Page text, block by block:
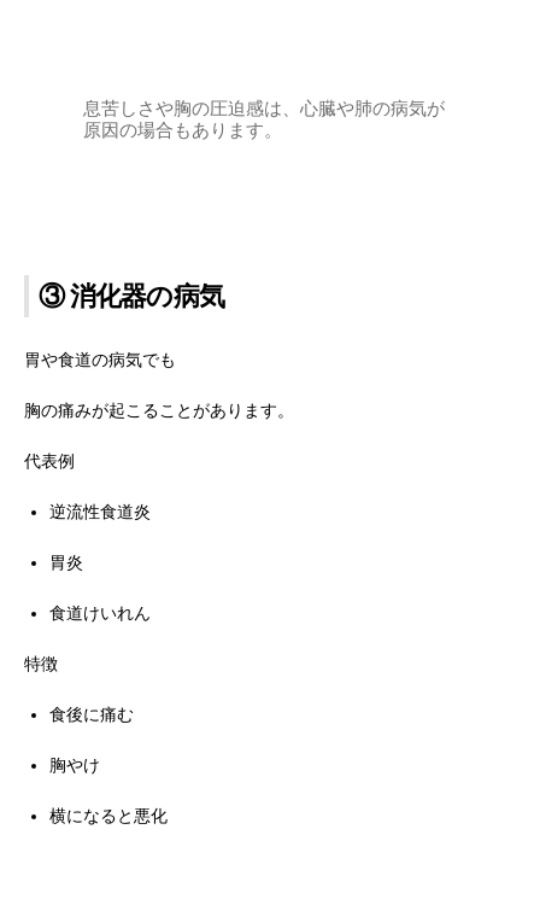
息苦しさや胸の圧迫感は、心臓や肺の病気が
原因の場合もあります。
③ 消化器の病気
胃や食道の病気でも
胸の痛みが起こることがあります。
代表例
逆流性食道炎
胃炎
食道けいれん
特徴
食後に痛む
胸やけ
横になると悪化